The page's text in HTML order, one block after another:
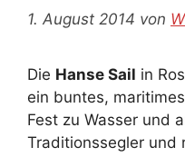
1. August 2014 von
Die Hanse Sail in
ein buntes,
Fest zu Wasser und
Traditionssegler und